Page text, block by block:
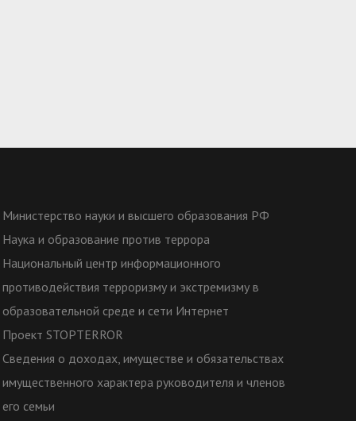
Министерство науки и высшего образования РФ
Наука и образование против террора
Национальный центр информационного
противодействия терроризму и экстремизму в
образовательной среде и сети Интернет
Проект STOPTERROR
Сведения о доходах, имуществе и обязательствах
имущественного характера руководителя и членов
его семьи